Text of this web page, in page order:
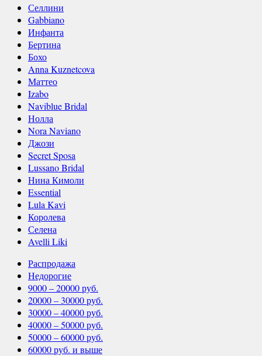
Селлини
Gabbiano
Инфанта
Бертина
Бохо
Anna Kuznetcova
Маттео
Izabo
Naviblue Bridal
Нолла
Nora Naviano
Джози
Secret Sposa
Lussano Bridal
Нина Кимоли
Essential
Lula Kavi
Королева
Селена
Avelli Liki
Распродажа
Недорогие
9000 – 20000 руб.
20000 – 30000 руб.
30000 – 40000 руб.
40000 – 50000 руб.
50000 – 60000 руб.
60000 руб. и выше